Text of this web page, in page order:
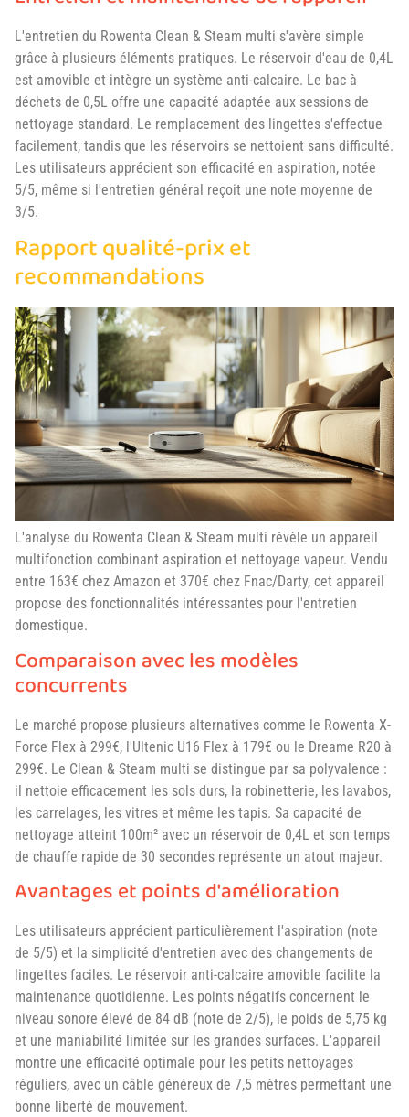
L'entretien du Rowenta Clean & Steam multi s'avère simple
grâce à plusieurs éléments pratiques. Le réservoir d'eau de 0,4L
est amovible et intègre un système anti-calcaire. Le bac à
déchets de 0,5L offre une capacité adaptée aux sessions de
nettoyage standard. Le remplacement des lingettes s'effectue
facilement, tandis que les réservoirs se nettoient sans difficulté.
Les utilisateurs apprécient son efficacité en aspiration, notée
5/5, même si l'entretien général reçoit une note moyenne de
3/5.
Rapport qualité-prix et
recommandations
L'analyse du Rowenta Clean & Steam multi révèle un appareil
multifonction combinant aspiration et nettoyage vapeur. Vendu
entre 163€ chez Amazon et 370€ chez Fnac/Darty, cet appareil
propose des fonctionnalités intéressantes pour l'entretien
domestique.
Comparaison avec les modèles
concurrents
Le marché propose plusieurs alternatives comme le Rowenta X-
Force Flex à 299€, l'Ultenic U16 Flex à 179€ ou le Dreame R20 à
299€. Le Clean & Steam multi se distingue par sa polyvalence :
il nettoie efficacement les sols durs, la robinetterie, les lavabos,
les carrelages, les vitres et même les tapis. Sa capacité de
nettoyage atteint 100m² avec un réservoir de 0,4L et son temps
de chauffe rapide de 30 secondes représente un atout majeur.
Avantages et points d'amélioration
Les utilisateurs apprécient particulièrement l'aspiration (note
de 5/5) et la simplicité d'entretien avec des changements de
lingettes faciles. Le réservoir anti-calcaire amovible facilite la
maintenance quotidienne. Les points négatifs concernent le
niveau sonore élevé de 84 dB (note de 2/5), le poids de 5,75 kg
et une maniabilité limitée sur les grandes surfaces. L'appareil
montre une efficacité optimale pour les petits nettoyages
réguliers, avec un câble généreux de 7,5 mètres permettant une
bonne liberté de mouvement.